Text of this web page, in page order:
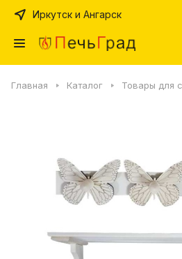
Иркутск и Ангарск
Главная Каталог Товары для